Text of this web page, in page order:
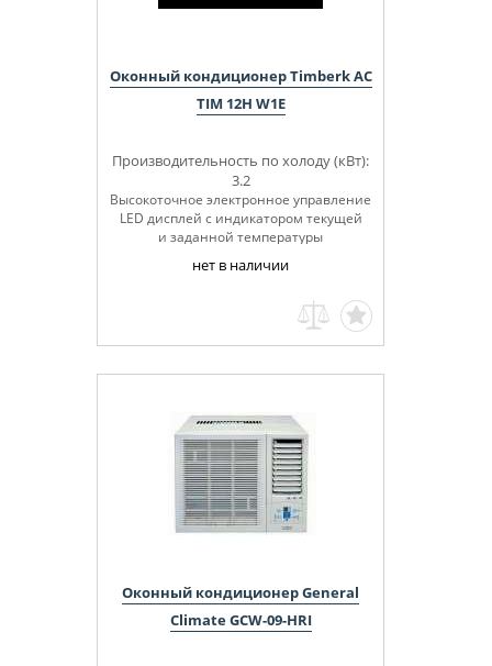
Оконный кондиционер Timberk AC
TIM 12H W1E
Производительность по холоду (кВт):
3.2
Высокоточное электронное управление
LED дисплей с индикатором текущей
и заданной температуры
нет в наличии
Оконный кондиционер General
Climate GCW-09-HRI